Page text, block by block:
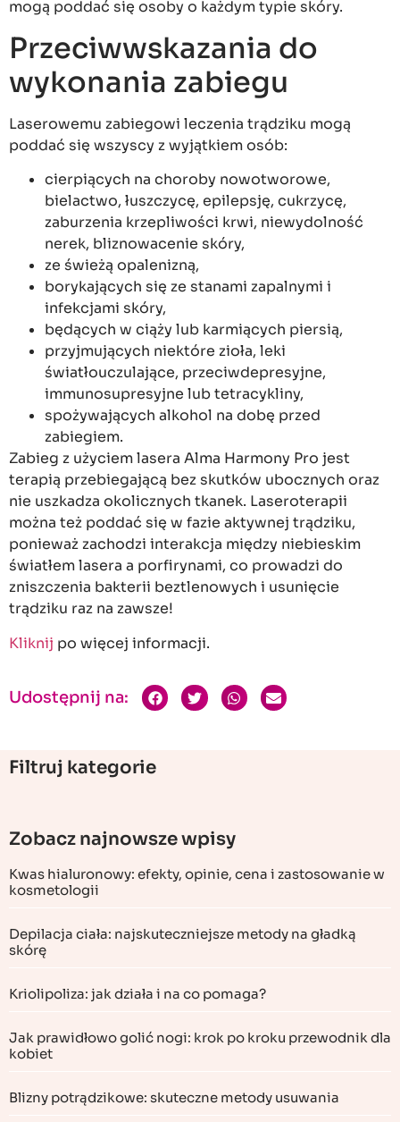
mogą poddać się osoby o każdym typie skóry.
Przeciwwskazania do
wykonania zabiegu
Laserowemu zabiegowi leczenia trądziku mogą
poddać się wszyscy z wyjątkiem osób:
cierpiących na choroby nowotworowe,
bielactwo, łuszczycę, epilepsję, cukrzycę,
zaburzenia krzepliwości krwi, niewydolność
nerek, bliznowacenie skóry,
ze świeżą opalenizną,
borykających się ze stanami zapalnymi i
infekcjami skóry,
będących w ciąży lub karmiących piersią,
przyjmujących niektóre zioła, leki
światłouczulające, przeciwdepresyjne,
immunosupresyjne lub tetracykliny,
spożywających alkohol na dobę przed
zabiegiem.
Zabieg z użyciem lasera Alma Harmony Pro jest
terapią przebiegającą bez skutków ubocznych oraz
nie uszkadza okolicznych tkanek. Laseroterapii
można też poddać się w fazie aktywnej trądziku,
ponieważ zachodzi interakcja między niebieskim
światłem lasera a porfirynami, co prowadzi do
zniszczenia bakterii beztlenowych i usunięcie
trądziku raz na zawsze!
Kliknij po więcej informacji.
Udostępnij na:
Filtruj kategorie
Zobacz najnowsze wpisy
Kwas hialuronowy: efekty, opinie, cena i zastosowanie w
kosmetologii
Depilacja ciała: najskuteczniejsze metody na gładką
skórę
Kriolipoliza: jak działa i na co pomaga?
Jak prawidłowo golić nogi: krok po kroku przewodnik dla
kobiet
Blizny potrądzikowe: skuteczne metody usuwania